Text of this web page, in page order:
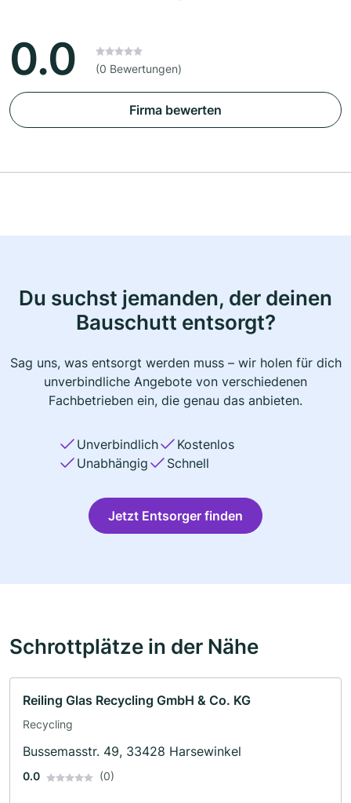
0.0 (0 Bewertungen)
Firma bewerten
Du suchst jemanden, der deinen
Bauschutt entsorgt?
Sag uns, was entsorgt werden muss – wir holen für dich
unverbindliche Angebote von verschiedenen
Fachbetrieben ein, die genau das anbieten.
Unverbindlich
Kostenlos
Unabhängig
Schnell
Jetzt Entsorger finden
Schrottplätze in der Nähe
Reiling Glas Recycling GmbH & Co. KG
Recycling
Bussemasstr. 49, 33428 Harsewinkel
0.0 (0)